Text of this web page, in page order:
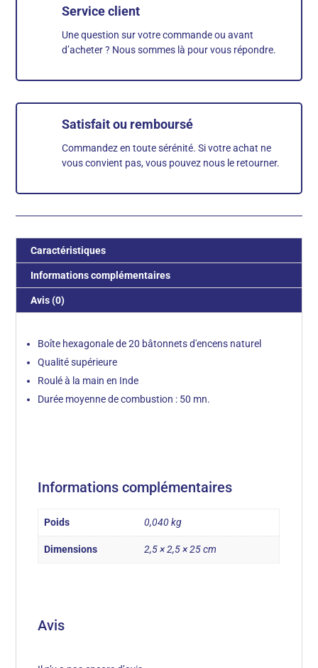
Service client
Une question sur votre commande ou avant
d’acheter ? Nous sommes là pour vous répondre.
Satisfait ou remboursé
Commandez en toute sérénité. Si votre achat ne
vous convient pas, vous pouvez nous le retourner.
Caractéristiques
Informations complémentaires
Avis (0)
Boîte hexagonale de 20 bâtonnets d'encens naturel
Qualité supérieure
Roulé à la main en Inde
Durée moyenne de combustion : 50 mn.
Informations complémentaires
Poids 0,040 kg
Dimensions 2,5 × 2,5 × 25 cm
Avis